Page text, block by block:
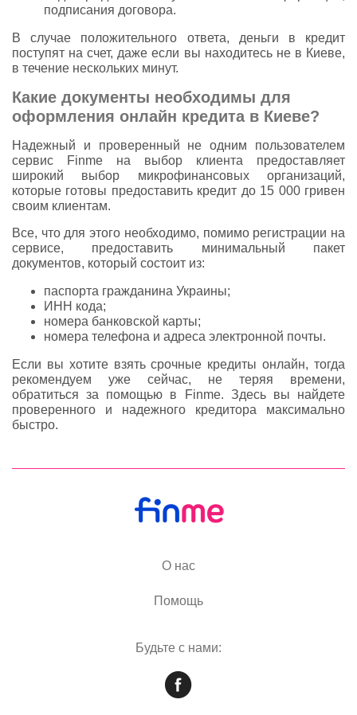
подписания договора.
В случае положительного ответа, деньги в кредит
поступят на счет, даже если вы находитесь не в Киеве,
в течение нескольких минут.
Какие документы необходимы для
оформления онлайн кредита в Киеве?
Надежный и проверенный не одним пользователем
сервис Finme на выбор клиента предоставляет
широкий выбор микрофинансовых организаций,
которые готовы предоставить кредит до 15 000 гривен
своим клиентам.
Все, что для этого необходимо, помимо регистрации на
сервисе, предоставить минимальный пакет
документов, который состоит из:
паспорта гражданина Украины;
ИНН кода;
номера банковской карты;
номера телефона и адреса электронной почты.
Если вы хотите взять срочные кредиты онлайн, тогда
рекомендуем уже сейчас, не теряя времени,
обратиться за помощью в Finme. Здесь вы найдете
проверенного и надежного кредитора максимально
быстро.
О нас
Помощь
Будьте с нами: